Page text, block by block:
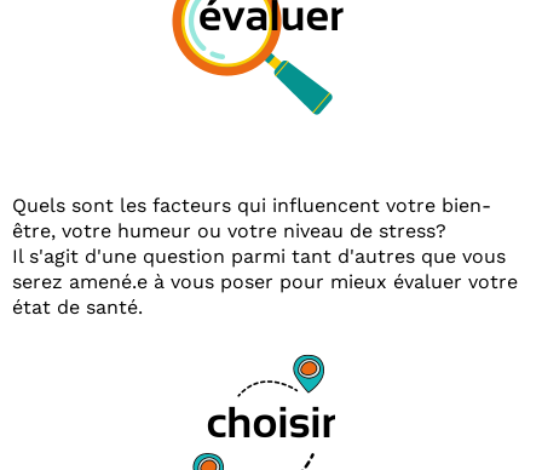
Quels sont les facteurs qui influencent votre bien-
être, votre humeur ou votre niveau de stress?
Il s'agit d'une question parmi tant d'autres que vous
serez amené.e à vous poser pour mieux évaluer votre
état de santé.